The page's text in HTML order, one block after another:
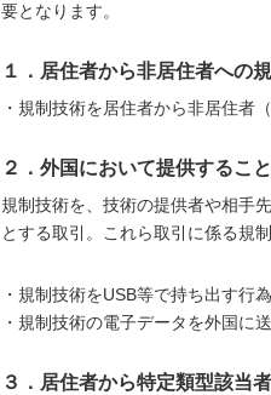
要となります。
１．居住者から非居住者への
・規制技術を居住者から非居住者
２．外国において提供するこ
規制技術を、技術の提供者や相手
とする取引。これら取引に係る規
・ 規制技術をUSB等で持ち出す行為
・ 規制技術の電子データを外国に
３．居住者から特定類型該当